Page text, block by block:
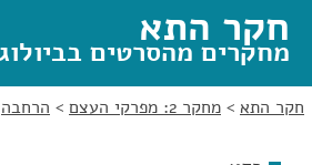
חקר התא
מחקרים מהסרטים
חקר התא > מחקר 2: מפרקי העצם > הרחבה